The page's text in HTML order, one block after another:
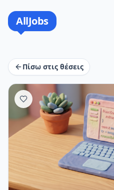
AllJobs
Πίσω στις θέσεις